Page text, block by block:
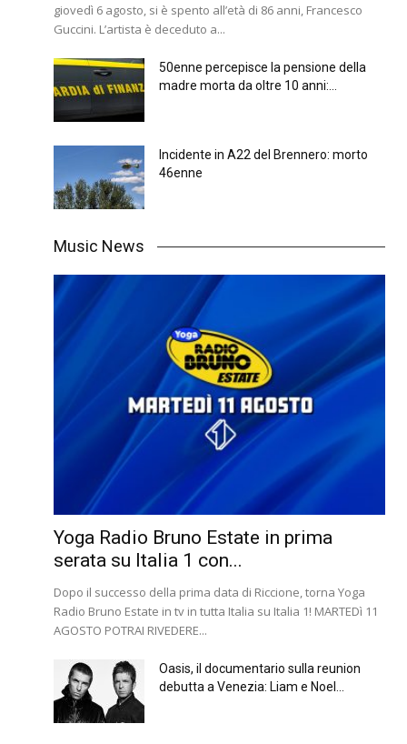
giovedì 6 agosto, si è spento all’età di 86 anni, Francesco
Guccini. L’artista è deceduto a...
50enne percepisce la pensione della
madre morta da oltre 10 anni:...
Incidente in A22 del Brennero: morto
46enne
Music News
Yoga Radio Bruno Estate in prima
serata su Italia 1 con...
Dopo il successo della prima data di Riccione, torna Yoga
Radio Bruno Estate in tv in tutta Italia su Italia 1! MARTEDì 11
AGOSTO POTRAI RIVEDERE...
Oasis, il documentario sulla reunion
debutta a Venezia: Liam e Noel...